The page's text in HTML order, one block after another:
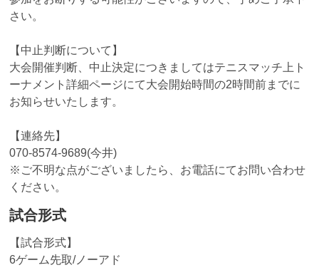
さい。
【中止判断について】
大会開催判断、中止決定につきましてはテニスマッチ上ト
ーナメント詳細ページにて大会開始時間の2時間前までに
お知らせいたします。
【連絡先】
070-8574-9689(今井)
※ご不明な点がございましたら、お電話にてお問い合わせ
ください。
試合形式
【試合形式】
6ゲーム先取/ノーアド